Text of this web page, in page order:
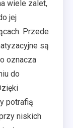
wiele zalet,
jej
Przede
są
oznacza
do
potrafią
niskich